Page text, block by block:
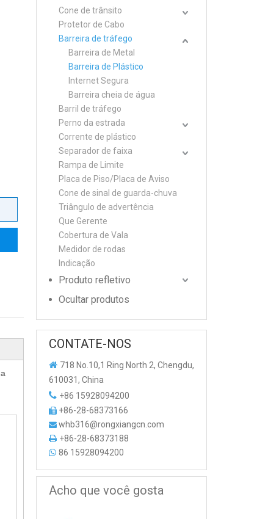
Cone de trânsito
Protetor de Cabo
Barreira de tráfego
Barreira de Metal
Barreira de Plástico
Internet Segura
Barreira cheia de água
Barril de tráfego
Perno da estrada
Corrente de plástico
Separador de faixa
Rampa de Limite
Placa de Piso/Placa de Aviso
Cone de sinal de guarda-chuva
Triângulo de advertência
Que Gerente
Cobertura de Vala
Medidor de rodas
Indicação
Produto refletivo
Ocultar produtos
CONTATE-NOS
 718 No.10,1 Ring North 2, Chengdu,
610031, China
 +86 15928094200
 +86-28-68373166
 whb316@rongxiangcn.com
 +86-28-68373188
 86 15928094200
Acho que você gosta